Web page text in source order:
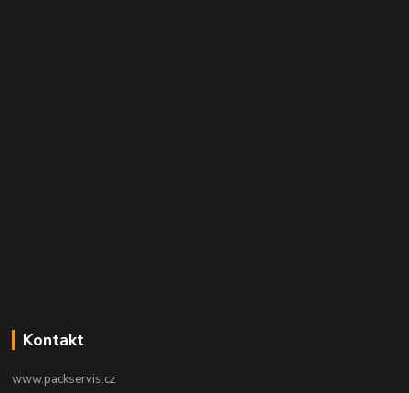
Kontakt
www.packservis.cz